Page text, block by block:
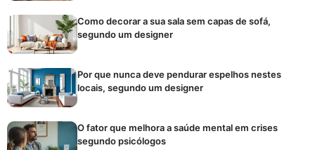
Como decorar a sua sala sem capas de sofá,
segundo um designer
Por que nunca deve pendurar espelhos nestes
locais, segundo um designer
O fator que melhora a saúde mental em crises
segundo psicólogos